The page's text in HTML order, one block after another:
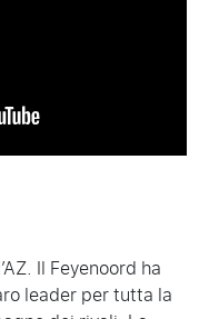
Il Feyenoord ha
leader per tutta la